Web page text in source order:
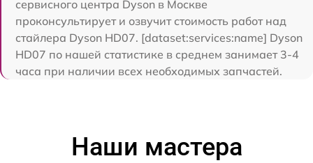
сервисного центра Dyson в Москве
проконсультирует и озвучит стоимость работ над
стайлера Dyson HD07. [dataset:services:name] Dyson
HD07 по нашей статистике в среднем занимает 3-4
часа при наличии всех необходимых запчастей.
Наши мастера